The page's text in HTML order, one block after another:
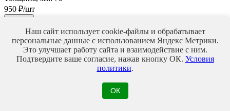
950 ₽/шт
В избранное В избранном
Сравнить
Плинтус Идеал Деконика 70мм Орех антик
Наш сайт использует cookie-файлы и обрабатывает
персональные данные с использованием Яндекс Метрики.
Это улучшает работу сайта и взаимодействие с ним.
Подтвердите ваше согласие, нажав кнопку ОК. Условия
политики.
ОК